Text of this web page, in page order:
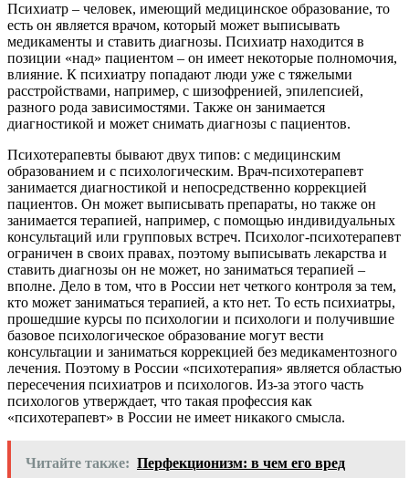
Психиатр – человек, имеющий медицинское образование, то
есть он является врачом, который может выписывать
медикаменты и ставить диагнозы. Психиатр находится в
позиции «над» пациентом – он имеет некоторые полномочия,
влияние. К психиатру попадают люди уже с тяжелыми
расстройствами, например, с шизофренией, эпилепсией,
разного рода зависимостями. Также он занимается
диагностикой и может снимать диагнозы с пациентов.
Психотерапевты бывают двух типов: с медицинским
образованием и с психологическим. Врач-психотерапевт
занимается диагностикой и непосредственно коррекцией
пациентов. Он может выписывать препараты, но также он
занимается терапией, например, с помощью индивидуальных
консультаций или групповых встреч. Психолог-психотерапевт
ограничен в своих правах, поэтому выписывать лекарства и
ставить диагнозы он не может, но заниматься терапией –
вполне. Дело в том, что в России нет четкого контроля за тем,
кто может заниматься терапией, а кто нет. То есть психиатры,
прошедшие курсы по психологии и психологи и получившие
базовое психологическое образование могут вести
консультации и заниматься коррекцией без медикаментозного
лечения. Поэтому в России «психотерапия» является областью
пересечения психиатров и психологов. Из-за этого часть
психологов утверждает, что такая профессия как
«психотерапевт» в России не имеет никакого смысла.
Читайте также: Перфекционизм: в чем его вред